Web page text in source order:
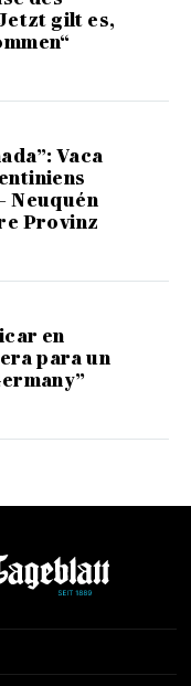
gilt es,
Vaca
Neuquén
Provinz
en
para un